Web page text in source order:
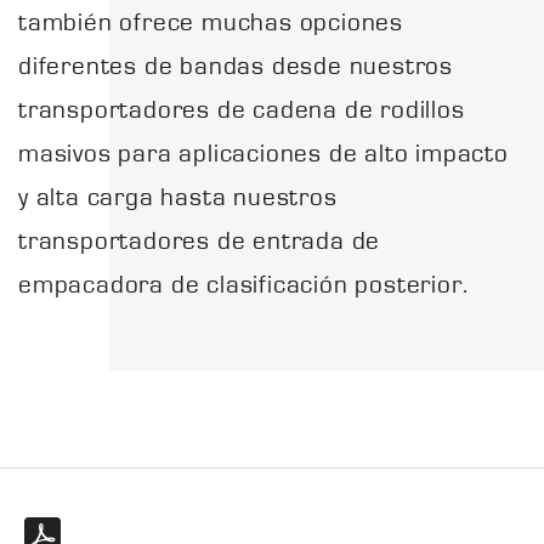
también ofrece muchas opciones
diferentes de bandas desde nuestros
transportadores de cadena de rodillos
masivos para aplicaciones de alto impacto
y alta carga hasta nuestros
transportadores de entrada de
empacadora de clasificación posterior.